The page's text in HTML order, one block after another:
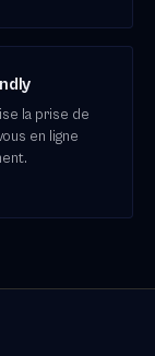
la prise de
en ligne